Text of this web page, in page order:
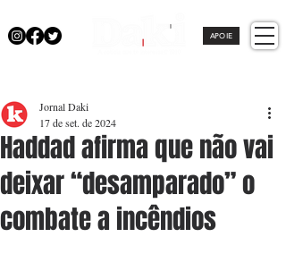
APOIE
Haddad afirma que não vai
deixar “desamparado” o
combate a incêndios
Jornal Daki
17 de set. de 2024